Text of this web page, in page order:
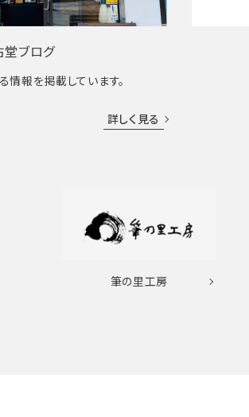
堂ブログ
情報を掲載しています。
詳しく見る
筆の里工房